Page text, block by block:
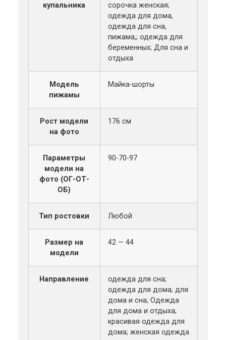
купальника
сорочка женская;
одежда для дома,
одежда для сна,
пижама,; одежда для
беременных; Для сна и
отдыха
Модель
пижамы
Майка-шорты
Рост модели
на фото
176 см
Параметры
модели на
фото (ОГ-ОТ-
ОБ)
90-70-97
Тип ростовки Любой
Размер на
модели
42 — 44
Направление
одежда для сна;
одежда для дома; для
дома и сна; Одежда
для дома и отдыха;
красивая одежда для
дома; женская одежда